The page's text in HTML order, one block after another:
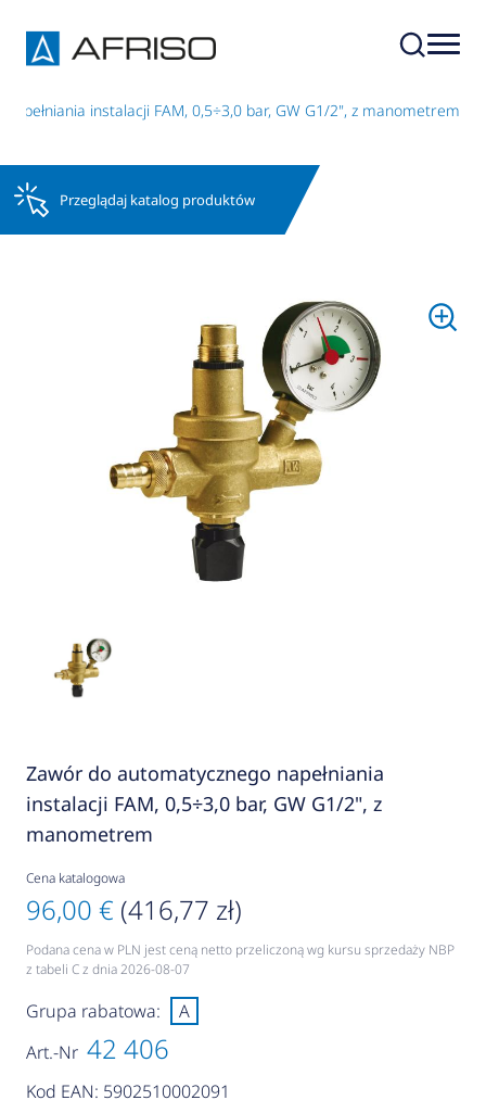
instalacji FAM, 0,5÷3,0 bar, GW G1/2", z manometrem
Przeglądaj katalog produktów
Zawór do automatycznego napełniania
instalacji FAM, 0,5÷3,0 bar, GW G1/2", z
manometrem
Cena katalogowa
96,00 € (416,77 zł)
Podana cena w PLN jest ceną netto przeliczoną wg kursu sprzedaży NBP
z tabeli C z dnia 2026-08-07
Art.-Nr 42 406
Kod EAN: 5902510002091
Grupa rabatowa: A